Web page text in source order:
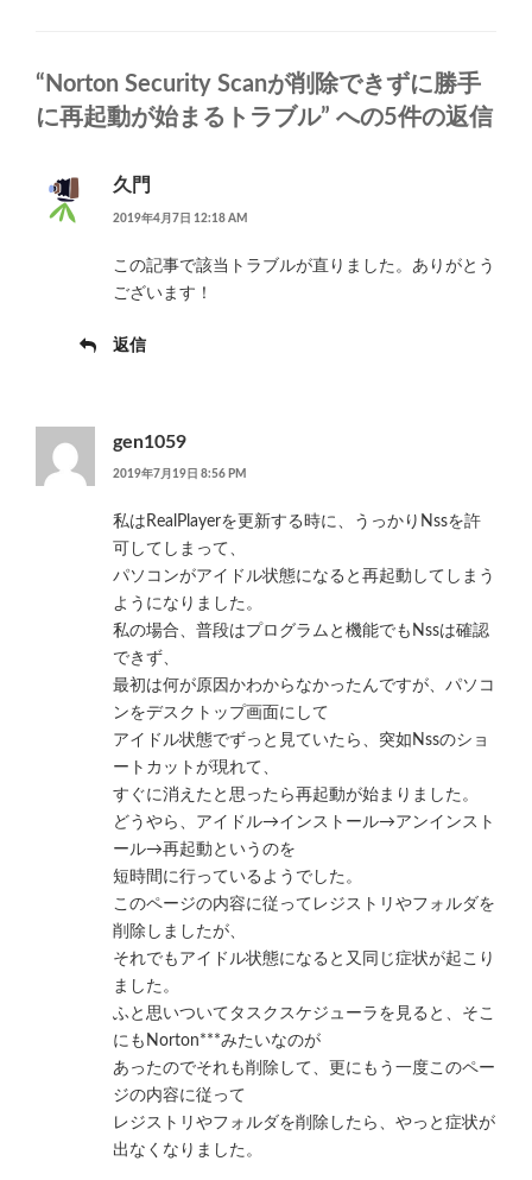
“Norton Security Scanが削除できずに勝手
に再起動が始まるトラブル” への5件の返信
久門
2019年4月7日 12:18 AM
この記事で該当トラブルが直りました。ありがとう
ございます！
返信
gen1059
2019年7月19日 8:56 PM
私はRealPlayerを更新する時に、うっかりNssを許
可してしまって、
パソコンがアイドル状態になると再起動してしまう
ようになりました。
私の場合、普段はプログラムと機能でもNssは確認
できず、
最初は何が原因かわからなかったんですが、パソコ
ンをデスクトップ画面にして
アイドル状態でずっと見ていたら、突如Nssのショ
ートカットが現れて、
すぐに消えたと思ったら再起動が始まりました。
どうやら、アイドル→インストール→アンインスト
ール→再起動というのを
短時間に行っているようでした。
このページの内容に従ってレジストリやフォルダを
削除しましたが、
それでもアイドル状態になると又同じ症状が起こり
ました。
ふと思いついてタスクスケジューラを見ると、そこ
にもNorton***みたいなのが
あったのでそれも削除して、更にもう一度このペー
ジの内容に従って
レジストリやフォルダを削除したら、やっと症状が
出なくなりました。